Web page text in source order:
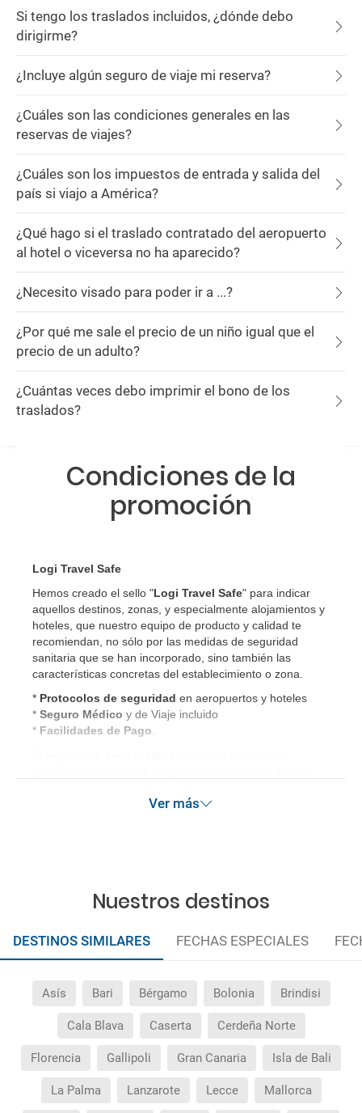
Si tengo los traslados incluidos, ¿dónde debo
dirigirme?
¿Incluye algún seguro de viaje mi reserva?
¿Cuáles son las condiciones generales en las
reservas de viajes?
¿Cuáles son los impuestos de entrada y salida del
país si viajo a América?
¿Qué hago si el traslado contratado del aeropuerto
al hotel o viceversa no ha aparecido?
¿Necesito visado para poder ir a ...?
¿Por qué me sale el precio de un niño igual que el
precio de un adulto?
¿Cuántas veces debo imprimir el bono de los
traslados?
Condiciones de la
promoción
Logi Travel Safe
Hemos creado el sello "Logi Travel Safe" para indicar
aquellos destinos, zonas, y especialmente alojamientos y
hoteles, que nuestro equipo de producto y calidad te
recomiendan, no sólo por las medidas de seguridad
sanitaria que se han incorporado, sino también las
características concretas del establecimiento o zona.
* Protocolos de seguridad en aeropuertos y hoteles
* Seguro Médico y de Viaje incluido
* Facilidades de Pago
terrorismo y/o catástrofes naturales de hasta 3.000€ en el
Ver más
Nuestros destinos
DESTINOS SIMILARES FECHAS ESPECIALES
Asís Bari Bérgamo Bolonia Brindisi
Cala Blava Caserta Cerdeña Norte
Florencia Gallipoli Gran Canaria Isla de Bali
La Palma Lanzarote Lecce Mallorca